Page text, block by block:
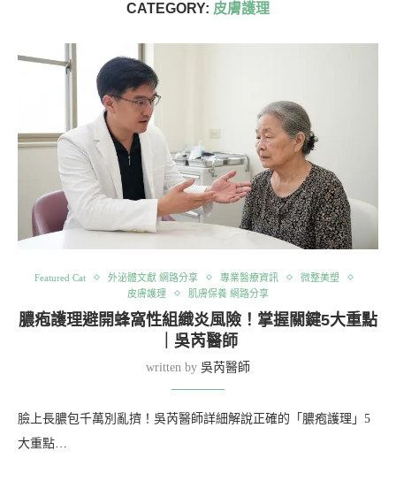
CATEGORY: 皮膚護理
Featured Cat 外泌體文獻 網路分享 專業醫療資訊
微整美塑
皮膚護理
肌膚保養 網路分享
膿疱護理避開蜂窩性組織炎風險！掌握關鍵5大重點
｜吳芮醫師
written by 吳芮醫師
臉上長膿包千萬別亂擠！吳芮醫師詳細解說正確的「膿疱護理」5
大重點…